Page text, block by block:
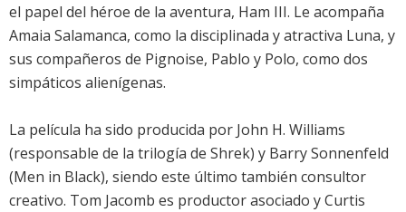
el papel del héroe de la aventura, Ham III. Le acompaña
Amaia Salamanca, como la disciplinada y atractiva Luna, y
sus compañeros de Pignoise, Pablo y Polo, como dos
simpáticos alienígenas.
La película ha sido producida por John H. Williams
(responsable de la trilogía de Shrek) y Barry Sonnenfeld
(Men in Black), siendo este último también consultor
creativo. Tom Jacomb es productor asociado y Curtis